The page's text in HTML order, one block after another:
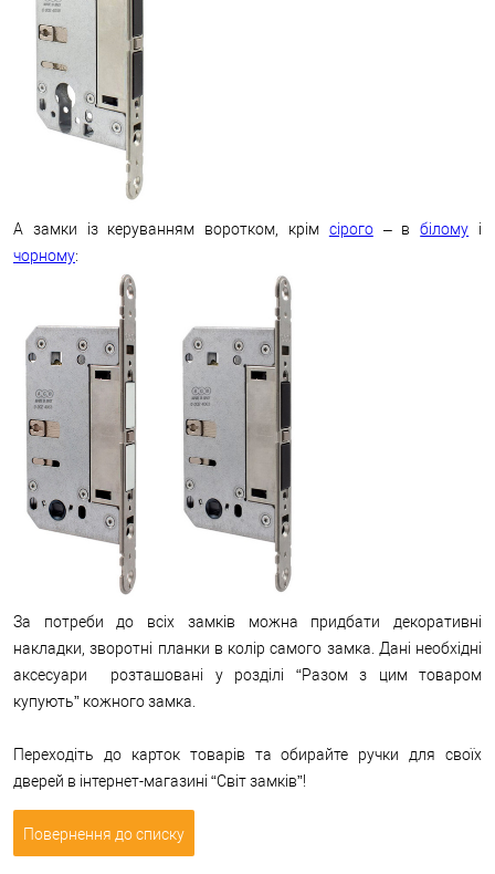
А замки із керуванням воротком, крім сірого– вбілому і
чорному:
За потреби до всіх замків можна придбати декоративні
накладки, зворотні планки в колір самого замка. Дані необхідні
аксесуари розташовані у розділі “Разом з цим товаром
купують” кожного замка.
Переходіть до карток товарів та обирайте ручки для своїх
дверей в інтернет-магазині “Світ замків”!
Повернення до списку